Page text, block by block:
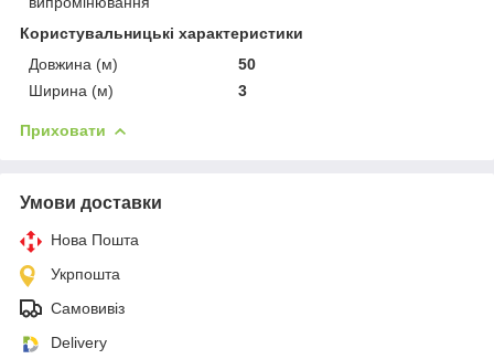
Користувальницькі характеристики
Довжина (м)
50
Ширина (м)
3
Приховати
Умови доставки
Нова Пошта
Укрпошта
Самовивіз
Delivery